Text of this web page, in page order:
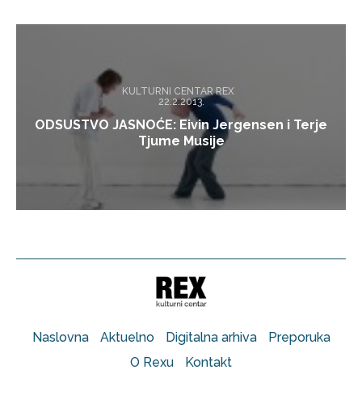
KULTURNI CENTAR REX
22.2.2013.
ODSUSTVO JASNOĆE: Eivin Jergensen i Terje
Tjume Musije
Naslovna Aktuelno Digitalna arhiva
Preporuka
O Rexu
Kontakt